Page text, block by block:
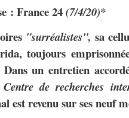
: France 24(7/4/20)*
"surréalistes", sa
toujours
un entretien
Centre de recherches
est revenu sur ses neuf